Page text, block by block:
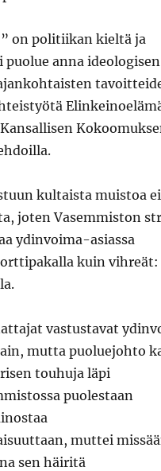
on politiikan kieltä ja
anna ideologisen
kultaista muistoa ei
joten Vasemmiston
ydinvoima-asiassa
kuin vihreät:
vastustavat
mutta puoluejohto
touhuja läpi
puolestaan
muttei
sen häiritä